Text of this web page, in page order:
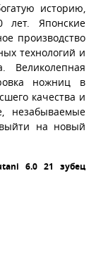
историю,
лет. Японские
производство
технологий и
Великолепная
ножниц в
качества и
незабываемые
на новый
6.0 21 зубец